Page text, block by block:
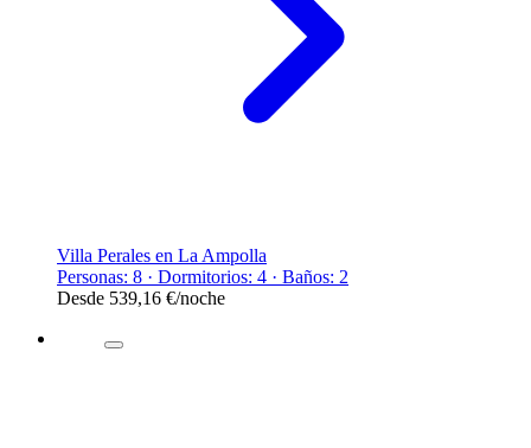
Villa Perales en La Ampolla
Personas: 8 · Dormitorios: 4 · Baños: 2
Desde 539,16 €/noche